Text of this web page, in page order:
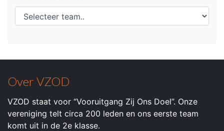
Over VZOD
VZOD staat voor “Vooruitgang Zij Ons Doel”. Onze
vereniging telt circa 200 leden en ons eerste team
komt uit in de 2e klasse.